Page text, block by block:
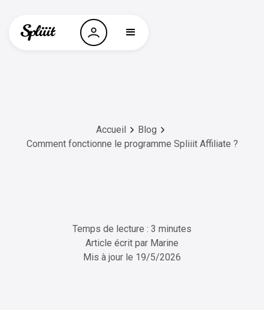
Accueil
Blog
Comment fonctionne le programme Spliiit Affiliate ?
Temps de lecture : 3 minutes
Article écrit par Marine
Mis à jour le 19/5/2026